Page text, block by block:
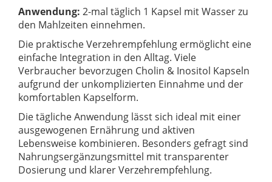
Anwendung: 2-mal täglich 1 Kapsel mit Wasser zu
den Mahlzeiten einnehmen.
Die praktische Verzehrempfehlung ermöglicht eine
einfache Integration in den Alltag. Viele
Verbraucher bevorzugen Cholin & Inositol Kapseln
aufgrund der unkomplizierten Einnahme und der
komfortablen Kapselform.
Die tägliche Anwendung lässt sich ideal mit einer
ausgewogenen Ernährung und aktiven
Lebensweise kombinieren. Besonders gefragt sind
Nahrungsergänzungsmittel mit transparenter
Dosierung und klarer Verzehrempfehlung.